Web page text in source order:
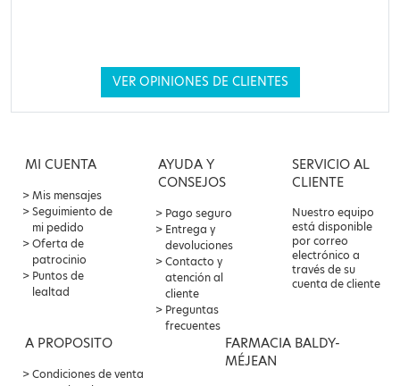
VER OPINIONES DE CLIENTES
MI CUENTA
Mis mensajes
Seguimiento de
mi pedido
Oferta de
patrocinio
Puntos de
lealtad
AYUDA Y
CONSEJOS
Pago seguro
Entrega y
devoluciones
Contacto y
atención al
cliente
Preguntas
frecuentes
SERVICIO AL
CLIENTE
Nuestro equipo
está disponible
por correo
electrónico a
través de su
cuenta de cliente
A PROPOSITO
Condiciones de venta
FARMACIA BALDY-
MÉJEAN